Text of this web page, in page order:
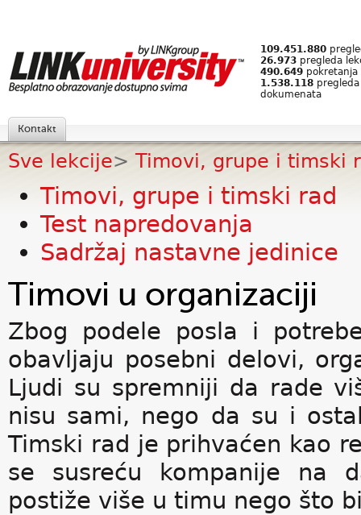
109.451.880
26.973 pregleda
490.649 pokretanja
1.538.118
dokumenata
Kontakt
Sve lekcije>Timovi, grupe i timski
Timovi, grupe i timski rad
Test napredovanja
Sadržaj nastavne jedinice
Timovi u organizaciji
Zbog podele posla i
obavljaju posebni delovi,
Ljudi su spremniji da rade
nisu sami, nego da su i
Timski rad je prihvaćen kao
se susreću kompanije na
postiže više u timu nego što